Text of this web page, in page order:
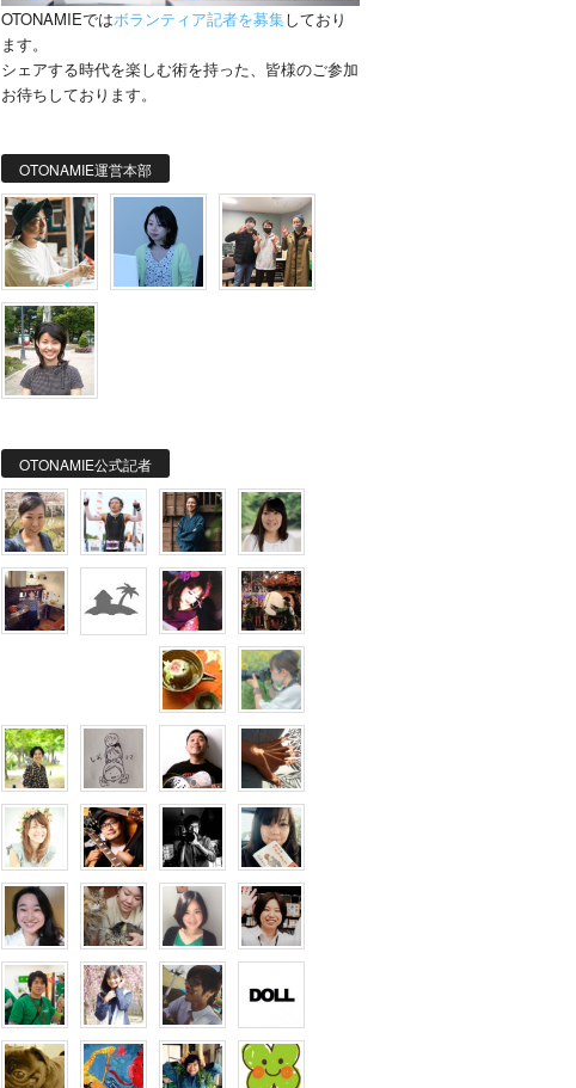
OTONAMIEではボランティア記者を募集しており
ます。
シェアする時代を楽しむ術を持った、皆様のご参加
お待ちしております。
OTONAMIE運営本部
OTONAMIE公式記者